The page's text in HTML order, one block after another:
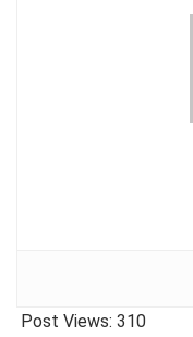
Post Views: 310